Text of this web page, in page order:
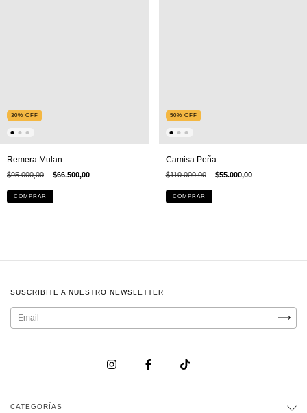
30% OFF
Remera Mulan
$95.000,00 $66.500,00
COMPRAR
50% OFF
Camisa Peña
$110.000,00 $55.000,00
COMPRAR
SUSCRIBITE A NUESTRO NEWSLETTER
CATEGORÍAS